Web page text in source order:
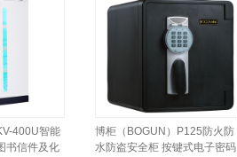
400U智能
书信件及化
博柜（BOGUN）P125防火防
水防盗安全柜 按键式电子密码